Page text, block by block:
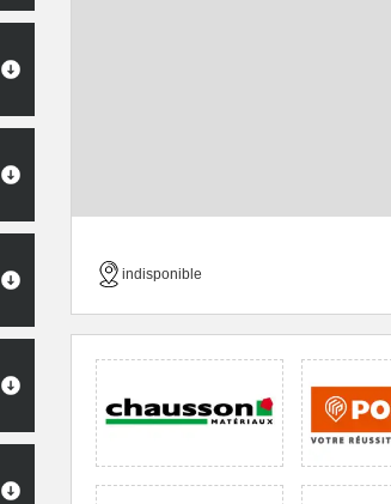
indisponible